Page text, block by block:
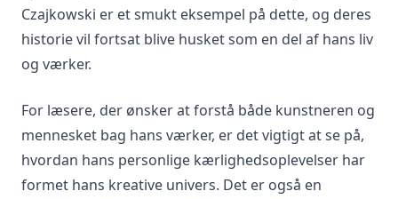
Czajkowski er et smukt eksempel på dette, og deres
historie vil fortsat blive husket som en del af hans liv
og værker.
For læsere, der ønsker at forstå både kunstneren og
mennesket bag hans værker, er det vigtigt at se på,
hvordan hans personlige kærlighedsoplevelser har
formet hans kreative univers. Det er også en